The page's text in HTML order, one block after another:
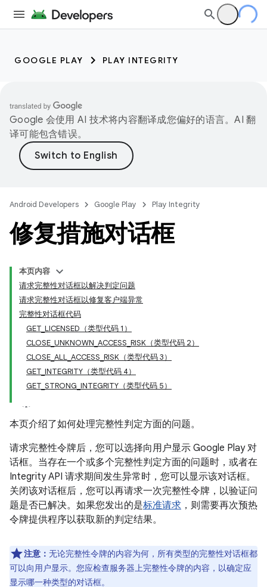
GOOGLE PLAY PLAY INTEGRITY
Google 会使用 AI 技术将内容翻译成您偏好的语言。AI 翻
译可能包含错误。
Android Developers Google Play Play Integrity
修复措施对话框
本页内容
请求完整性对话框以解决判定问题
请求完整性对话框以修复客户端异常
完整性对话框代码
GET_LICENSED（类型代码 1）
CLOSE_UNKNOWN_ACCESS_RISK（类型代码 2）
CLOSE_ALL_ACCESS_RISK（类型代码 3）
GET_INTEGRITY（类型代码 4）
GET_STRONG_INTEGRITY（类型代码 5）
本页介绍了如何处理完整性判定方面的问题。
请求完整性令牌后，您可以选择向用户显示 Google Play 对
话框。当存在一个或多个完整性判定方面的问题时，或者在
Integrity API 请求期间发生异常时，您可以显示该对话框。
关闭该对话框后，您可以再请求一次完整性令牌，以验证问
题是否已解决。如果您发出的是标准请求 ，则需要再次预热
令牌提供程序以获取新的判定结果。
注意： 无论完整性令牌的内容为何，所有类型的完整性对话框都
可以向用户显示。您应检查服务器上完整性令牌的内容，以确定应
显示哪一种类型的对话框。